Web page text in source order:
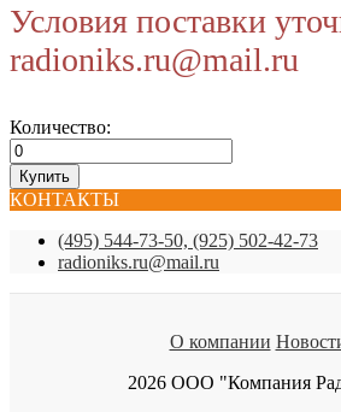
Условия поставки
radioniks.ru@mail.ru
Количество:
КОНТАКТЫ
(495) 544-73-50, (925) 502-42-73
radioniks.ru@mail.ru
О компании
2026 ООО "Компания